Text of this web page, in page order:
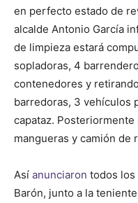
en perfecto estado de
alcalde Antonio García
de limpieza estará
sopladoras, 4
contenedores y
barredoras, 3 vehículos
capataz.
mangueras y camión de
Así anunciaron todos los
Barón, junto a la